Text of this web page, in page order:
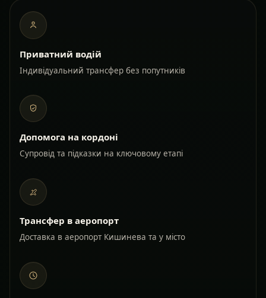
Приватний водій
Індивідуальний трансфер без попутників
Допомога на кордоні
Супровід та підказки на ключовому етапі
Трансфер в аеропорт
Доставка в аеропорт Кишинева та у місто